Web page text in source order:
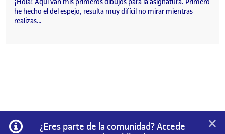
¡Hola! Aquí van mis primeros dibujos para la asignatura. Primero
he hecho el del espejo, resulta muy difícil no mirar mientras
realizas…
Información
¿Eres parte de la comunidad? Accede
×